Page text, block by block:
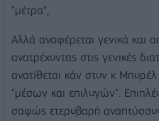
"μέτρα",
Αλλά αναφέρεται γενικά και
ανατρέχοντας στις γενικές
ανατίθεται κάν στον κ
"μέσων και επιλογών".
σαφώς ετεροβαρή